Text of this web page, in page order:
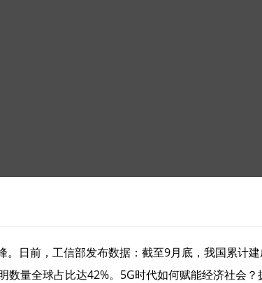
日前，工信部发布数据：截至9月底，我国累计
量全球占比达42%。5G时代如何赋能经济社会